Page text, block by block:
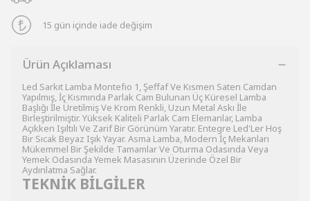
15 gün içinde iade değişim
Ürün Açıklaması
Led Sarkıt Lamba Montefıo 1, Şeffaf Ve Kısmen Saten Camdan
Yapılmış, İç Kısmında Parlak Cam Bulunan Üç Küresel Lamba
Başlığı İle Üretilmiş Ve Krom Renkli, Uzun Metal Askı İle
Birleştirilmiştir. Yüksek Kaliteli Parlak Cam Elemanlar, Lamba
Açıkken Işıltılı Ve Zarif Bir Görünüm Yaratır. Entegre Led'Ler Hoş
Bir Sıcak Beyaz Işık Yayar. Asma Lamba, Modern İç Mekanları
Mükemmel Bir Şekilde Tamamlar Ve Oturma Odasında Veya
Yemek Odasında Yemek Masasının Üzerinde Özel Bir
Aydınlatma Sağlar.
TEKNİK BİLGİLER